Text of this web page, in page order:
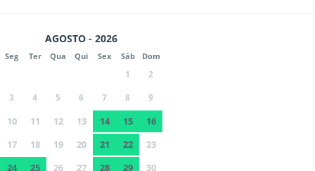
AGOSTO - 2026
Seg Ter Qua Qui Sex Sáb Dom
1
2
3
4 5 6 7 8 9
10 11 12 13 14 15
16
17
18 19 20 21 22
23
24
25 26 27 28 29 30